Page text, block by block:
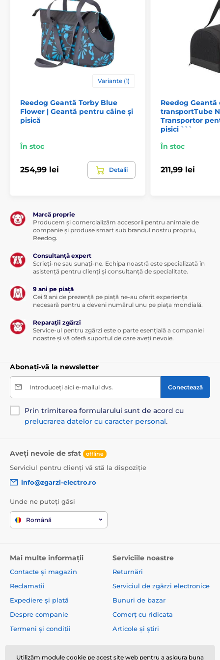
Pentru câini de talie medie
Genți pentru câini
Variante (1)
Reedog Geantă Torby Blue
Flower | Geantă pentru câine și
pisică
În stoc
254,99 lei Detalii
Reedog Geantă
transportTube
Transportor
pisici ```
În stoc
211,99 lei
Marcă proprie
Producem și comercializăm accesorii pentru animale de
companie și produse smart sub brandul nostru propriu,
Reedog.
Consultanță expert
Scrieți-ne sau sunați-ne. Echipa noastră este specializată în
asistență pentru clienți și consultanță de specialitate.
9 ani pe piață
Cei 9 ani de prezență pe piață ne-au oferit experiența
necesară pentru a deveni numărul unu pe piața mondială.
Reparații zgărzi
Service-ul pentru zgărzi este o parte esențială a companiei
noastre și vă oferă suportul de care aveți nevoie.
Abonați-vă la newsletter
Introduceți aici e-mailul dvs. Conectează
Prin trimiterea formularului sunt de acord cu
prelucrarea datelor cu caracter personal.
Aveți nevoie de sfat offline
Serviciul pentru clienți vă stă la dispoziție
info@zgarzi-electro.ro
Unde ne puteți găsi
Română
Mai multe informații
Contacte și magazin
Reclamații
Expediere și plată
Despre companie
Termeni și condiții
Serviciile noastre
Returnări
Serviciul de zgărzi electronice
Bunuri de bazar
Comerț cu ridicata
Articole și știri
Utilizăm module cookie pe acest site web pentru a asigura buna